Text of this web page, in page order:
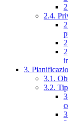
2.4.
3.
3.1.
3.2.